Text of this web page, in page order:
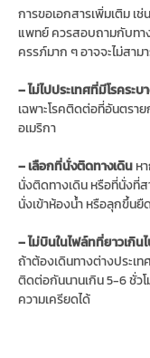
การขอเอกสารเพิ่มเติม เ
แพทย์ ควรสอบถามกับทา
ครรภ์มาก ๆ อาจจะไม่สาม
– ไม่ไปประเทศที่มีโรคระบ
เฉพาะโรคติดต่อที่อันตรา
อเมริกา
– เลือกที่นั่งติดทางเดิน ห
นั่งติดทางเดิน หรือที่นั่งที่
นั่งเข้าห้องน้ำ หรือลุกขึ้นยื
– ไม่บินในไฟล์ทที่ยาวเกิน
ถ้าต้องเดินทางต่างประเท
ติดต่อกันนานเกิน 5-6 ชั่วโ
ความเครียดได้